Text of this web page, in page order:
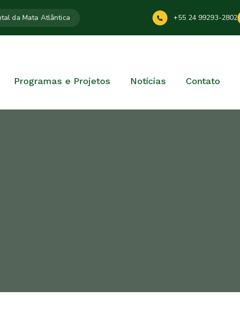
da Mata Atlântica +55 24 99293-2802
Programas e Projetos Notícias Contato